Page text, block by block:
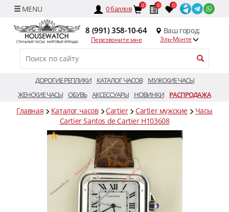
0баллов 0 0 0
8 (991) 358-10-64
Перезвоните мне
Ваш город:
Эль-Монте
ДОРОГИЕ РЕПЛИКИ КАТАЛОГ ЧАСОВ
МУЖСКИЕ ЧАСЫ
ЖЕНСКИЕ ЧАСЫ ОБУВЬ АКСЕССУАРЫ НОВИНКИ РАСПРОДАЖА
Главная Каталог часов Cartier Cartier мужские
Часы
Cartier Santos de Cartier H103608